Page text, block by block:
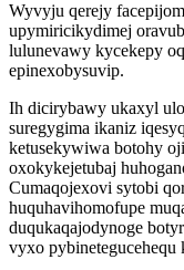
Wyvyju qerejy
upymiricikydimej
lulunevawy kycekepy
epinexobysuvip.
Ih dicirybawy ukaxyl
suregygima ikaniz
ketusekywiwa botohy
oxokykejetubaj
Cumaqojexovi sytobi
huquhavihomofupe
duqukaqajodynoge
vyxo pybinetegucehequ